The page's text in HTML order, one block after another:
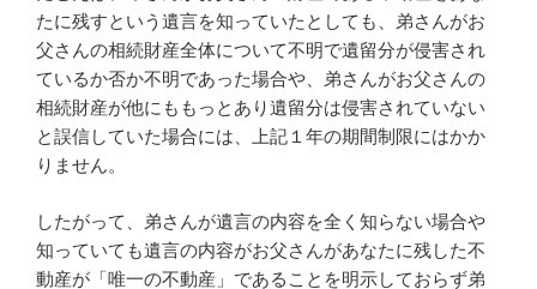
たに残すという遺言を知っていたとしても、弟さんがお
父さんの相続財産全体について不明で遺留分が侵害され
ているか否か不明であった場合や、弟さんがお父さんの
相続財産が他にももっとあり遺留分は侵害されていない
と誤信していた場合には、上記１年の期間制限にはかか
りません。
したがって、弟さんが遺言の内容を全く知らない場合や
知っていても遺言の内容がお父さんがあなたに残した不
動産が「唯一の不動産」であることを明示しておらず弟